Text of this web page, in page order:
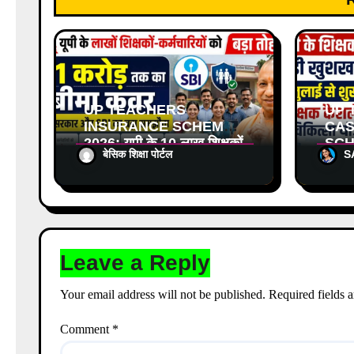
n
UP TEACHERS
INSURANCE SCHEME
2026: यूपी के 10 लाख शिक्षकों
और कर्मचारियों को मिलेगा ₹1
से होगा बड़ा समझौता
बेसिक शिक्षा पोर्टल
UP
Leave a Reply
Your email address will not be published. Required fields
Comment *